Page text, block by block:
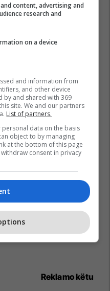
Reklamo këtu
content, advertising and
research and
on a device
and information from
and other device
by and shared with 369
site. We and our partners
List of partners.
data on the basis
object to by managing
at the bottom of this page
consent in privacy